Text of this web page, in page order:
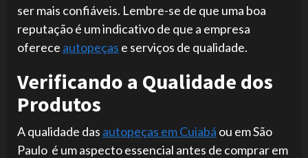
ser mais confiáveis. Lembre-se de que uma boa
reputação é um indicativo de que a empresa
oferece autopeças e serviços de qualidade.
Verificando a Qualidade dos
Produtos
A qualidade das autopeças em Cuiabá ou em São
Paulo é um aspecto essencial antes de comprar em